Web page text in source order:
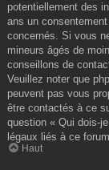
potentiellement des
ans un
concernés. Si vous
mineurs âgés de
conseillons de
Veuillez noter que
peuvent pas vous
être contactés à ce
question « Qui dois-
légaux liés à ce
Haut